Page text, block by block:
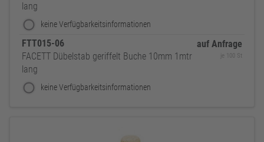
lang
keine Verfügbarkeitsinformationen
FTT015-06
FACETT Dübelstab geriffelt Buche 10mm 1mtr
lang
keine Verfügbarkeitsinformationen
auf Anfrage
je 100 St